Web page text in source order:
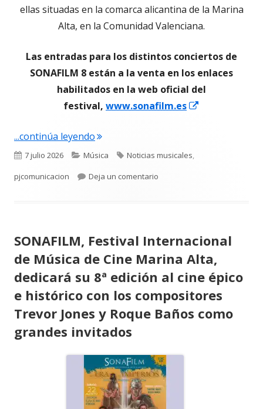
ellas situadas en la comarca alicantina de la Marina
Alta, en la Comunidad Valenciana.
Las entradas para los distintos conciertos de
SONAFILM 8 están a la venta en los enlaces
habilitados en la web oficial del
festival, www.sonafilm.es
...continúa leyendo"Trevor Jones, compositor de “El
Publicado
el
7 julio 2026 Categorías
Música Etiquetas
Noticias musicales,
pjcomunicacion
Deja un comentario
SONAFILM, Festival Internacional
de Música de Cine Marina Alta,
dedicará su 8ª edición al cine épico
e histórico con los compositores
Trevor Jones y Roque Baños como
grandes invitados